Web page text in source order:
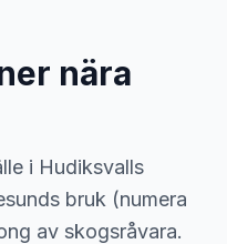
nära
i Hudiksvalls
bruk (numera
av skogsråvara.